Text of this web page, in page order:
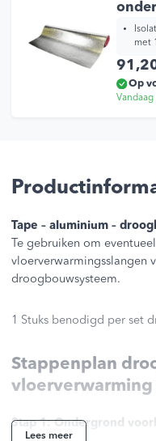
met
Op
Tape – aluminium –
Te gebruiken om
vloerverwarmingsslangen
droogbouwsysteem.
1 Stuks benodigd per set
Stappenplan
Stap 1: Ondergrond
Lees meer